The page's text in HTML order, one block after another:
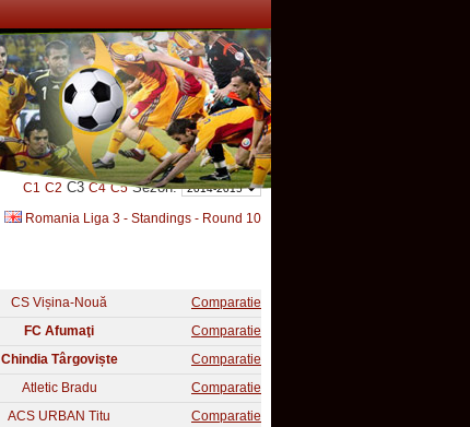
C1 C2 C3C4 C5Sezon:
Romania Liga 3 - Standings - Round 10
CS Vișina-Nouă
Comparatie
FC Afumaţi
Comparatie
Chindia Târgoviște
Comparatie
Atletic Bradu
Comparatie
ACS URBAN Titu
Comparatie